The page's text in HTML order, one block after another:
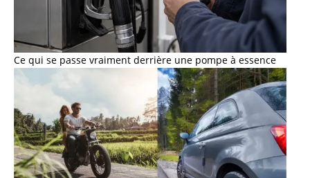
Ce qui se passe vraiment derrière une pompe à essence